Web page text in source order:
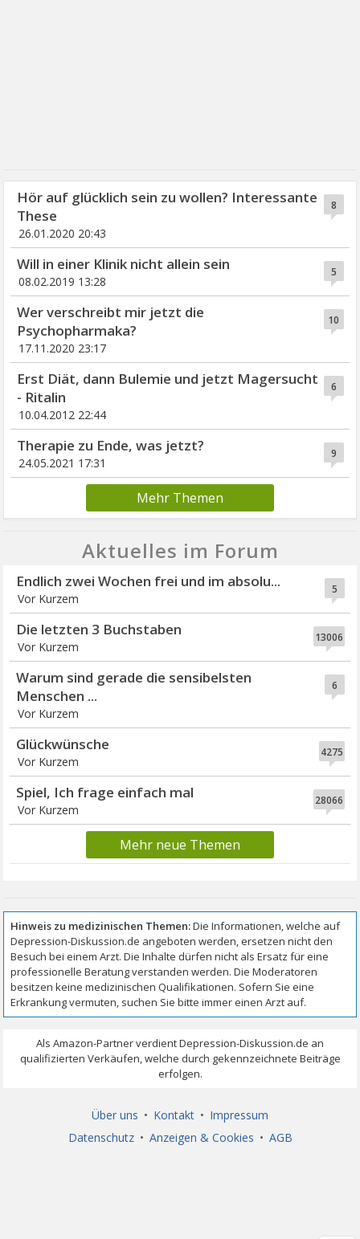
8
Hör auf glücklich sein zu wollen? Interessante
These
26.01.2020 20:43
5
Will in einer Klinik nicht allein sein
08.02.2019 13:28
10
Wer verschreibt mir jetzt die
Psychopharmaka?
17.11.2020 23:17
6
Erst Diät, dann Bulemie und jetzt Magersucht
- Ritalin
10.04.2012 22:44
9
Therapie zu Ende, was jetzt?
24.05.2021 17:31
Mehr Themen
Aktuelles im Forum
5
Endlich zwei Wochen frei und im absolu...
Vor Kurzem
13006
Die letzten 3 Buchstaben
Vor Kurzem
6
Warum sind gerade die sensibelsten
Menschen ...
Vor Kurzem
4275
Glückwünsche
Vor Kurzem
28066
Spiel, Ich frage einfach mal
Vor Kurzem
Mehr neue Themen
Über uns • Kontakt • Impressum
Datenschutz • Anzeigen & Cookies • AGB